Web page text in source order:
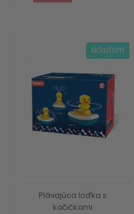
Plávajúca loďka s
kačičkami
skladom